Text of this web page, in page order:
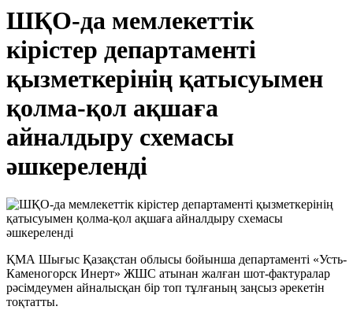
ШҚО-да мемлекеттік
кірістер департаменті
қызметкерінің қатысуымен
қолма-қол ақшаға
айналдыру схемасы
әшкереленді
ҚМА Шығыс Қазақстан облысы бойынша департаменті «Усть-
Каменогорск Инерт» ЖШС атынан жалған шот-фактуралар
рәсімдеумен айналысқан бір топ тұлғаның заңсыз әрекетін
тоқтатты.